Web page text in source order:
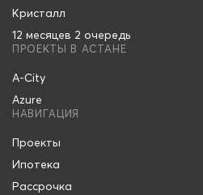
Кристалл
12 месяцев 2 очередь
ПРОЕКТЫ В АСТАНЕ
A-City
Azure
НАВИГАЦИЯ
Проекты
Ипотека
Рассрочка